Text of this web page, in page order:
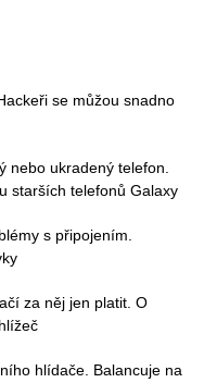
se můžou snadno
nebo ukradený telefon.
starších telefonů Galaxy
s připojením.
za něj jen platit. O
hlídače. Balancuje na